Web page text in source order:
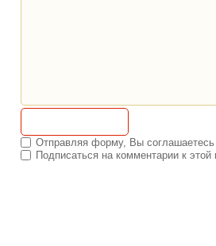
Отправляя форму, Вы соглашаетесь
Подписаться на комментарии к